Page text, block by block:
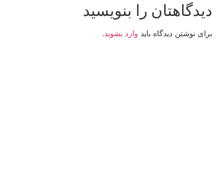
دیدگاهتان را بنویسید
برای نوشتن دیدگاه باید وارد بشوید.